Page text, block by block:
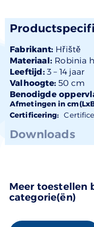
Fabrikant: Hřiště
Materiaal: Robinia
Leeftijd:3 – 14 jaar
Valhoogte: 50 cm
Benodigde
Afmetingen in
Certificering:
Downloads
Meer toestellen
categorie(ën)